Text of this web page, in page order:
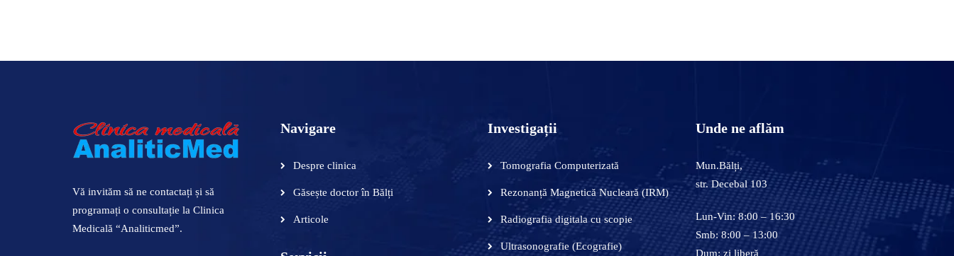
Vă invităm să ne contactați și să
programați o consultație la Clinica
Medicală “Analiticmed”.
Navigare
Despre clinica
Găsește doctor în Bălți
Articole
Investigații
Tomografia Computerizată
Rezonanță Magnetică Nucleară (IRM)
Radiografia digitala cu scopie
Ultrasonografie (Ecografie)
Unde ne aflăm
Mun.Bălți,
str. Decebal 103
Lun-Vin: 8:00 – 16:30
Smb: 8:00 – 13:00
Dum: zi liberă